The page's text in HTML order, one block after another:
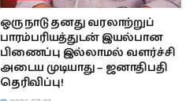
ஒரு நாடு தனது வரலாற்றுப்
பாரம்பரியத்துடன் இயல்பான
பிணைப்பு இல்லாமல் வளர்ச்சி
அடைய முடியாது – ஜனாதிபதி
தெரிவிப்பு!